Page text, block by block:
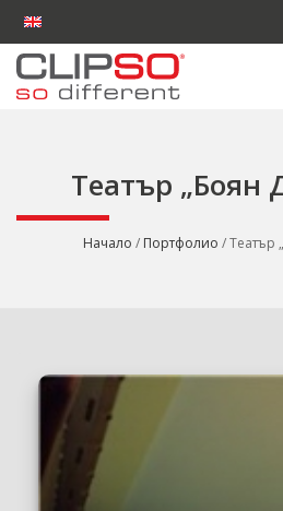
Театър „Боян
Начало / Портфолио / Театър